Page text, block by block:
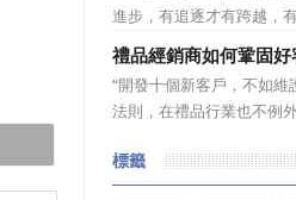
進步，有追逐才有跨越，
跑行業。在無數個春華秋
充滿朝氣的行業，沉澱了
批又一批的優秀企業家，
精神和氣質不斷提升着...
禮品經銷商如何鞏固好
“開發十個新客戶，不如維
法則，在禮品行業也不例
方式。成功的經銷商是從
增加新顧客，這樣才能使
標籤